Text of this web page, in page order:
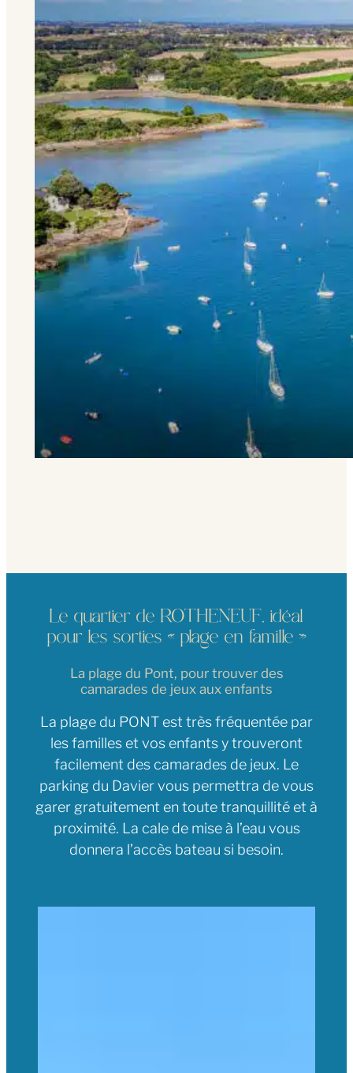
travers son mythique
architecte-urbaniste.
Quand le ciel est bien
dégagé, on peut
également découvrir
les côtes de Dinard et
plus loin, le Cap Fréhel
! Le soir, le coucher de
soleil y est
magnifique.
En été, c’est très
fréquenté : pour plus
de tranquillité,
privilégiez tôt le matin
Le quartier de ROTHENEUF, idéal
pour les sorties « plage en famille »
La plage du Pont, pour trouver des
camarades de jeux aux enfants
La plage du PONT est très fréquentée par
les familles et vos enfants y trouveront
facilement des camarades de jeux. Le
parking du Davier vous permettra de vous
garer gratuitement en toute tranquillité et à
proximité. La cale de mise à l’eau vous
donnera l’accès bateau si besoin.